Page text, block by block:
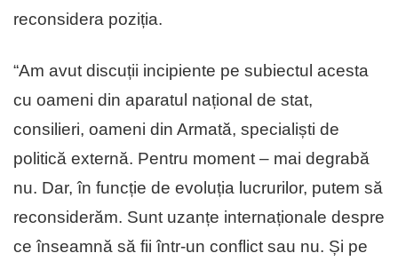
reconsidera poziția.
“Am avut discuții incipiente pe subiectul acesta
cu oameni din aparatul național de stat,
consilieri, oameni din Armată, specialiști de
politică externă. Pentru moment – mai degrabă
nu. Dar, în funcție de evoluția lucrurilor, putem să
reconsiderăm. Sunt uzanțe internaționale despre
ce înseamnă să fii într-un conflict sau nu. Și pe